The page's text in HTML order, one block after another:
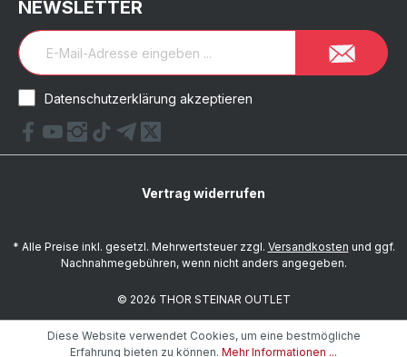
NEWSLETTER
Datenschutzerklärung akzeptieren
Vertrag widerrufen
* Alle Preise inkl. gesetzl. Mehrwertsteuer zzgl. Versandkosten und ggf.
Nachnahmegebühren, wenn nicht anders angegeben.
© 2026 THOR STEINAR OUTLET
Diese Website verwendet Cookies, um eine bestmögliche
Erfahrung bieten zu können. Mehr Informationen ...